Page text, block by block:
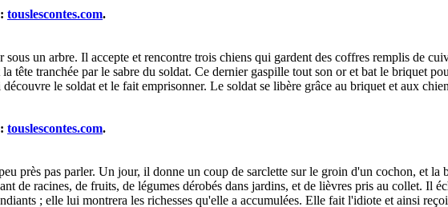
touslescontes.com.
un arbre. Il accepte et rencontre trois chiens qui gardent des coffres remplis de
tête tranchée par le sabre du soldat. Ce dernier gaspille tout son or et bat le briquet
le soldat et le fait emprisonner. Le soldat se libère grâce au briquet et aux
touslescontes.com.
près pas parler. Un jour, il donne un coup de sarclette sur le groin d'un cochon, et
de racines, de fruits, de légumes dérobés dans jardins, et de lièvres pris au collet. Il
; elle lui montrera les richesses qu'elle a accumulées. Elle fait l'idiote et ainsi